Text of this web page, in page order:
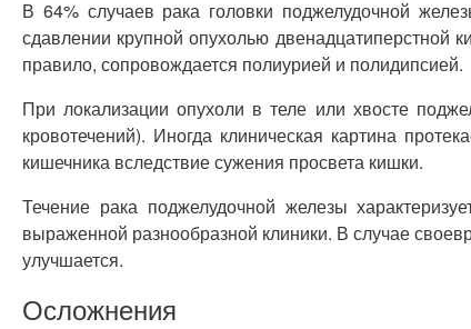
В 64% случаев рака головки поджелудочной
сдавлении крупной опухолью двенадцатиперстной
правило, сопровождается полиурией и полидипсией.
При локализации опухоли в теле или хвосте
кровотечений). Иногда клиническая картина
кишечника вследствие сужения просвета кишки.
Течение рака поджелудочной железы
выраженной разнообразной клиники. В случае
улучшается.
Осложнения